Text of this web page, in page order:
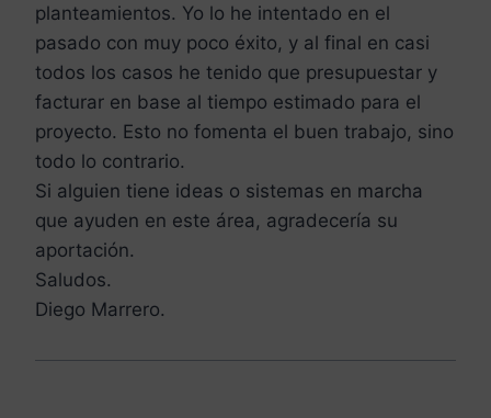
planteamientos. Yo lo he intentado en el
pasado con muy poco éxito, y al final en casi
todos los casos he tenido que presupuestar y
facturar en base al tiempo estimado para el
proyecto. Esto no fomenta el buen trabajo, sino
todo lo contrario.
Si alguien tiene ideas o sistemas en marcha
que ayuden en este área, agradecería su
aportación.
Saludos.
Diego Marrero.